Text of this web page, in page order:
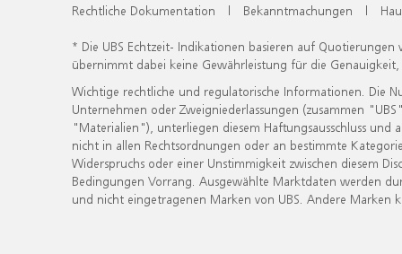
Rechtliche Dokumentation | Bekanntmachungen |
* Die UBS Echtzeit- Indikationen basieren auf
übernimmt dabei keine Gewährleistung für die
Wichtige rechtliche und regulatorische Informationen. Die
Unternehmen oder Zweigniederlassungen (zusammen
"Materialien"), unterliegen diesem Haftungsausschluss
nicht in allen Rechtsordnungen oder an bestimmte
Widerspruchs oder einer Unstimmigkeit zwischen diesem
Bedingungen Vorrang. Ausgewählte Marktdaten werden
und nicht eingetragenen Marken von UBS. Andere Marken